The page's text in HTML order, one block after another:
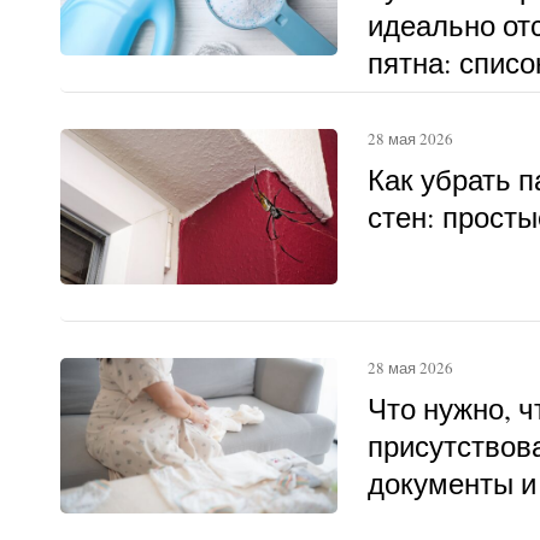
идеально
пятна:
Как убрать
стен:
28 мая 2026
Что нужно,
документы и
28 мая 2026